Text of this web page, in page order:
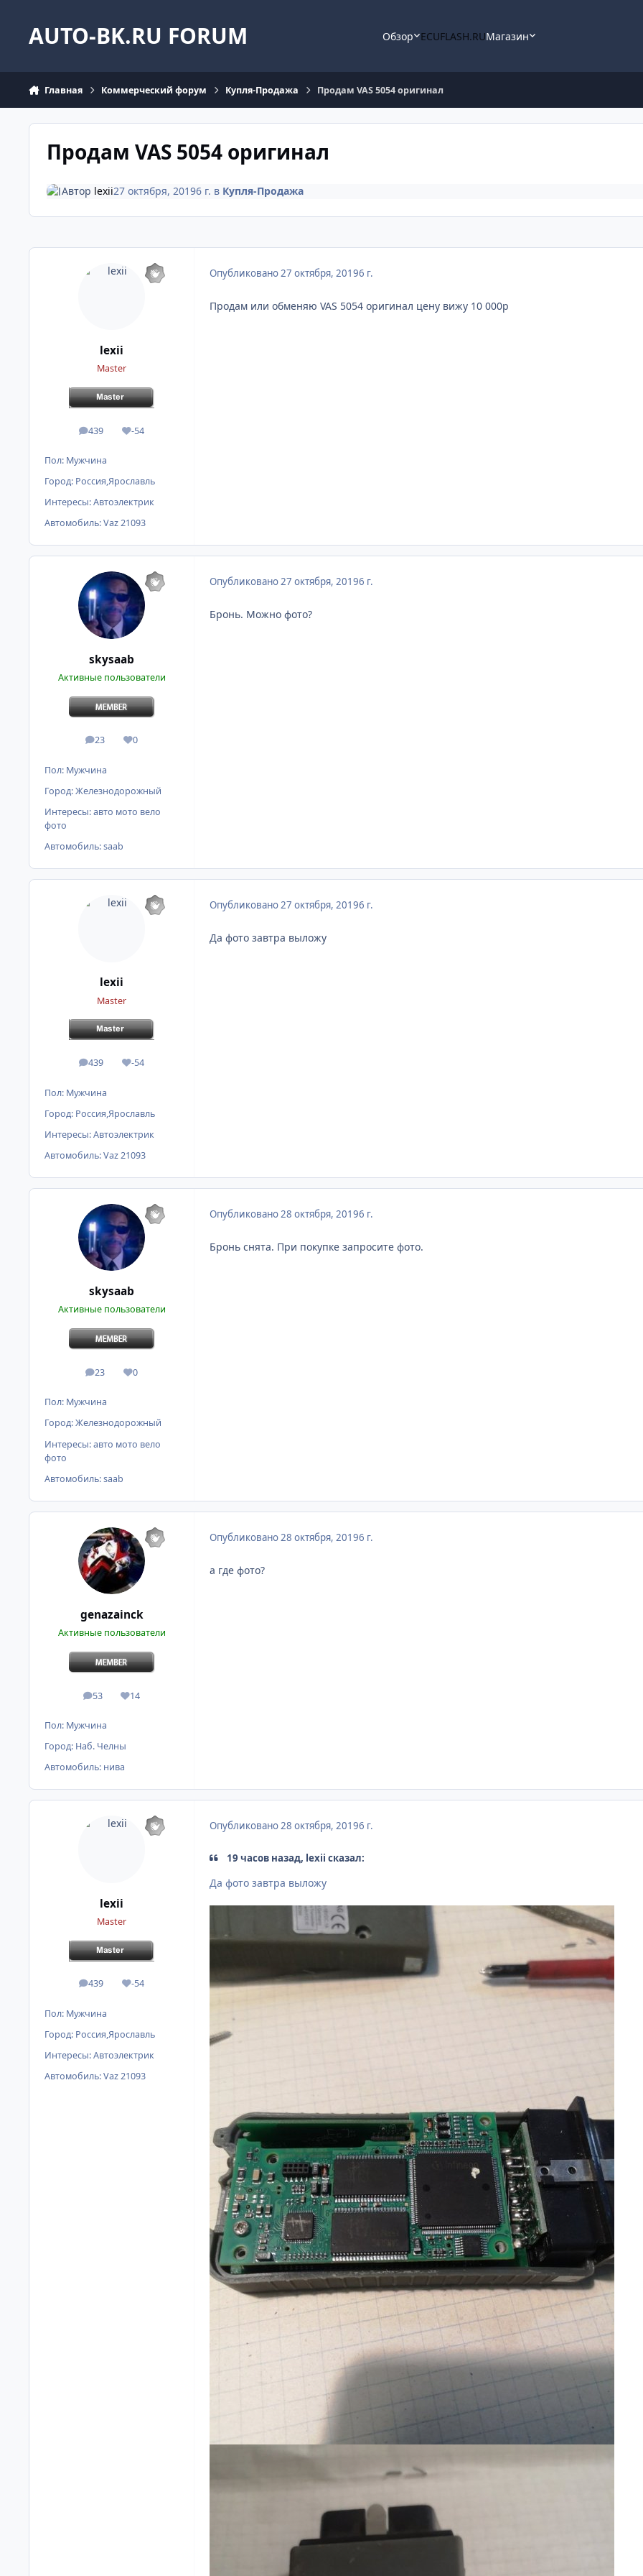
AUTO-BK.RU FORUM Обзор ECUFLASH.RUМагазин
Главная Коммерческий форум Купля-Продажа Продам VAS 5054 оригинал
Продам VAS 5054 оригинал
Автор lexii27 октября, 20196 г. в Купля-Продажа
lexii
Master
439
сообщения
-54
Репутация
Пол: Мужчина
Город: Россия,Ярославль
Интересы:Автоэлектрик
Автомобиль:Vaz 21093
Опубликовано 27 октября, 20196 г.
Продам или обменяю VAS 5054 оригинал цену вижу 10 000р
skysaab
Активные пользователи
23
сообщения
0
Репутация
Пол: Мужчина
Город:Железнодорожный
Интересы:авто мото вело
фото
Автомобиль:saab
Опубликовано27 октября, 20196 г.
Бронь. Можно фото?
lexii
Master
439
сообщения
-54
Репутация
Пол: Мужчина
Город: Россия,Ярославль
Интересы:Автоэлектрик
Автомобиль:Vaz 21093
Опубликовано27 октября, 20196 г.
Да фото завтра выложу
skysaab
Активные пользователи
23
сообщения
0
Репутация
Пол: Мужчина
Город:Железнодорожный
Интересы:авто мото вело
фото
Автомобиль:saab
Опубликовано28 октября, 20196 г.
Бронь снята. При покупке запросите фото.
genazainck
Активные пользователи
53
сообщения
14
Репутация
Пол: Мужчина
Город: Наб. Челны
Автомобиль: нива
Опубликовано 28 октября, 20196 г.
а где фото?
lexii
Master
439
сообщения
-54
Репутация
Пол: Мужчина
Город: Россия,Ярославль
Интересы:Автоэлектрик
Автомобиль:Vaz 21093
Опубликовано28 октября, 20196 г.
19 часов назад, lexii сказал:
Да фото завтра выложу